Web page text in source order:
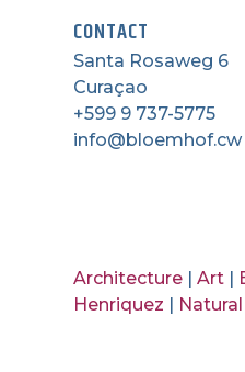
CONTACT
Santa Rosaweg 6
Curaçao
+599 9 737-5775
info@bloemhof.cw
Architecture |Art
Henriquez